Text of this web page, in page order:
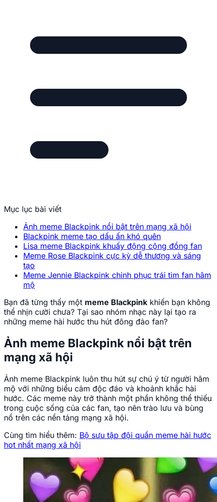
Mục lục bài viết
Ảnh meme Blackpink nổi bật trên mạng xã hội
Blackpink meme tạo dấu ấn khó quên
Lisa meme Blackpink khuấy động cộng đồng fan
Meme Rose Blackpink cực kỳ dễ thương và sáng
tạo
Meme Jennie Blackpink chinh phục trái tim fan hâm
mộ
Bạn đã từng thấy một meme Blackpink khiến bạn không
thể nhịn cười chưa? Tại sao nhóm nhạc này lại tạo ra
những meme hài hước thu hút đông đảo fan?
Ảnh meme Blackpink nổi bật trên
mạng xã hội
Ảnh meme Blackpink luôn thu hút sự chú ý từ người hâm
mộ với những biểu cảm độc đáo và khoảnh khắc hài
hước. Các meme này trở thành một phần không thể thiếu
trong cuộc sống của các fan, tạo nên trào lưu và bùng
nổ trên các nền tảng mạng xã hội.
Cùng tìm hiểu thêm: Bộ sưu tập đội quần meme hài hước
hot nhất mạng xã hội